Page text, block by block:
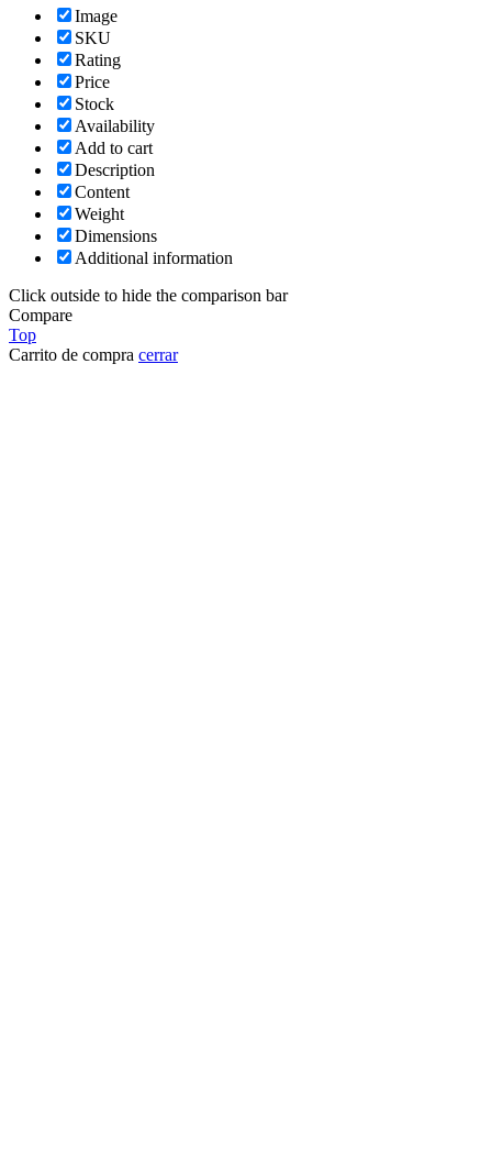
Image
SKU
Rating
Price
Stock
Availability
Add to cart
Description
Content
Weight
Dimensions
Additional information
Click outside to hide the comparison bar
Compare
Top
Carrito de compra cerrar